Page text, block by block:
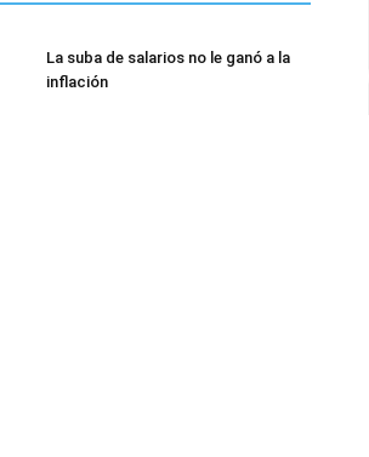
La suba de salarios no le ganó a la
inflación